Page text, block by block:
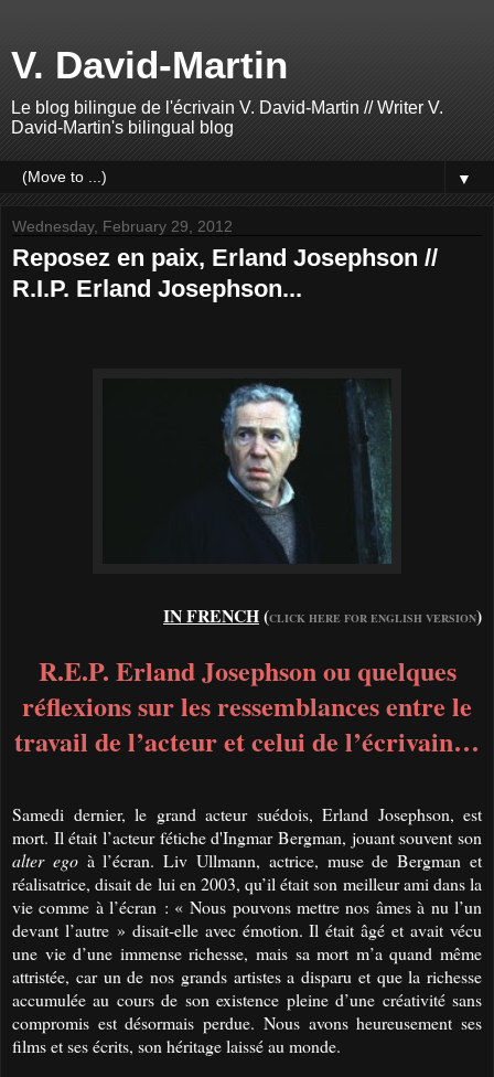
V. David-Martin
Le blog bilingue de l'écrivain V. David-Martin // Writer V.
David-Martin's bilingual blog
▼
Wednesday, February 29, 2012
Reposez en paix, Erland Josephson //
R.I.P. Erland Josephson...
IN FRENCH(CLICK HERE FOR ENGLISH VERSION)
R.E.P. Erland Josephson ou quelques
réflexions sur les ressemblances entre le
travail de l’acteur et celui de l’écrivain…
Samedi dernier, le grand acteur suédois, Erland Josephson, est
mort. Il était l’acteur fétiche d'Ingmar Bergman, jouant souvent son
alter egoà l’écran. Liv Ullmann, actrice, muse de Bergman et
réalisatrice, disait de lui en 2003, qu’il était son meilleur ami dans la
vie comme à l’écran : « Nous pouvons mettre nos âmes à nu l’un
devant l’autre » disait-elle avec émotion. Il était âgé et avait vécu
une vie d’une immense richesse, mais sa mort m’a quand même
attristée, car un de nos grands artistes a disparu et que la richesse
accumulée au cours de son existence pleine d’une créativité sans
compromis est désormais perdue. Nous avons heureusement ses
films et ses écrits, son héritage laissé au monde.